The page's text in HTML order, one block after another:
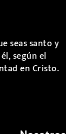
seas santo y
según el
en Cristo.